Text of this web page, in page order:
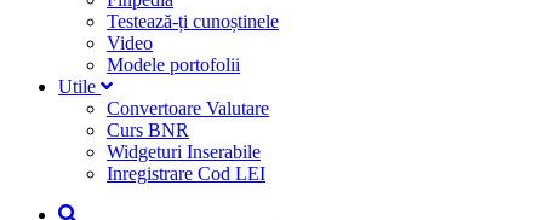
Testează-ți cunoștinele
Video
Modele portofolii
Utile
Convertoare Valutare
Curs BNR
Widgeturi Inserabile
Inregistrare Cod LEI